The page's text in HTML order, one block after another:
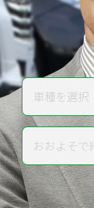
定
いたします
車種を選択
おおよそで